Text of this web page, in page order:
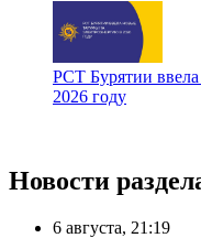
РСТ Бурятии
2026 году
Новости
6 августа, 21:19